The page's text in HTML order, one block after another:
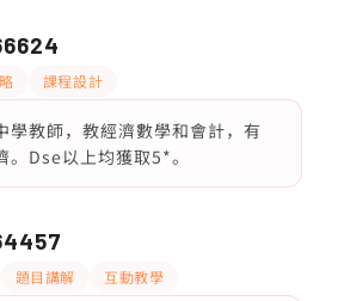
課程設計
學教師，教經濟數學和會計，有
。Dse以上均獲取5*。
題目講解 互動教學